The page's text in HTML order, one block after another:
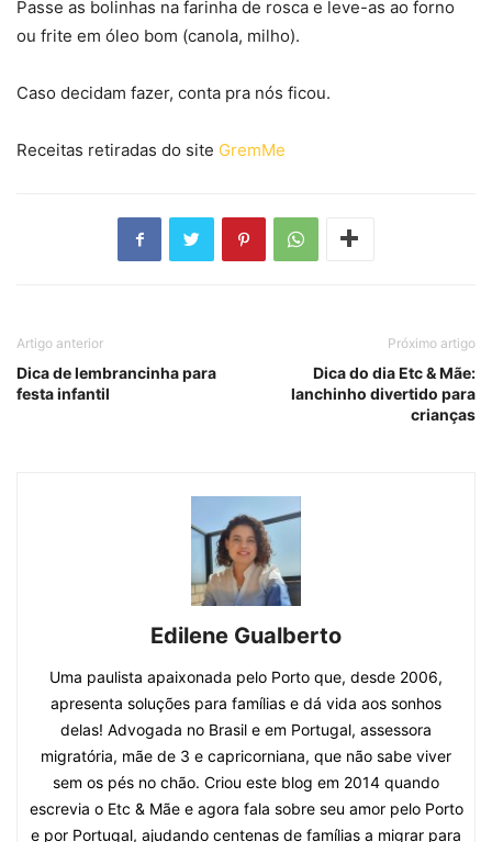
Passe as bolinhas na farinha de rosca e leve-as ao forno
ou frite em óleo bom (canola, milho).
Caso decidam fazer, conta pra nós ficou.
Receitas retiradas do site GremMe
Artigo anterior
Dica de lembrancinha para
festa infantil
Próximo artigo
Dica do dia Etc & Mãe:
lanchinho divertido para
crianças
Edilene Gualberto
Uma paulista apaixonada pelo Porto que, desde 2006,
apresenta soluções para famílias e dá vida aos sonhos
delas! Advogada no Brasil e em Portugal, assessora
migratória, mãe de 3 e capricorniana, que não sabe viver
sem os pés no chão. Criou este blog em 2014 quando
escrevia o Etc & Mãe e agora fala sobre seu amor pelo Porto
e por Portugal, ajudando centenas de famílias a migrar para